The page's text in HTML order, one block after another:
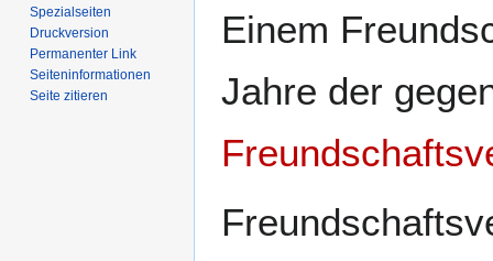
Einem
Jahre der
Spezialseiten
Druckversion
Permanenter Link
Seiten­­informationen
Seite zitieren